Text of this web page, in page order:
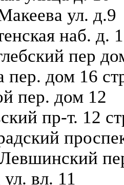
ул. д.9
наб. д.
пер
пер. дом 16
пер. дом 12
пр-т. 12
ул. вл. 11